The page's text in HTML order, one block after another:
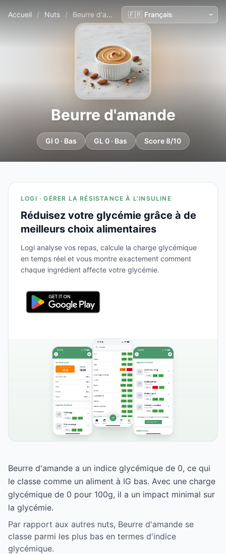
Accueil / Nuts / Beurre d'amande
Beurre d'amande
GI 0 · Bas GL 0 · Bas Score 8/10
LOGI · GÉRER LA RÉSISTANCE À L'INSULINE
Réduisez votre glycémie grâce à de
meilleurs choix alimentaires
Logi analyse vos repas, calcule la charge glycémique
en temps réel et vous montre exactement comment
chaque ingrédient affecte votre glycémie.
Beurre d'amande a un indice glycémique de 0, ce qui
le classe comme un aliment à IG bas. Avec une charge
glycémique de 0 pour 100g, il a un impact minimal sur
la glycémie.
Par rapport aux autres nuts, Beurre d'amande se
classe parmi les plus bas en termes d'indice
glycémique.